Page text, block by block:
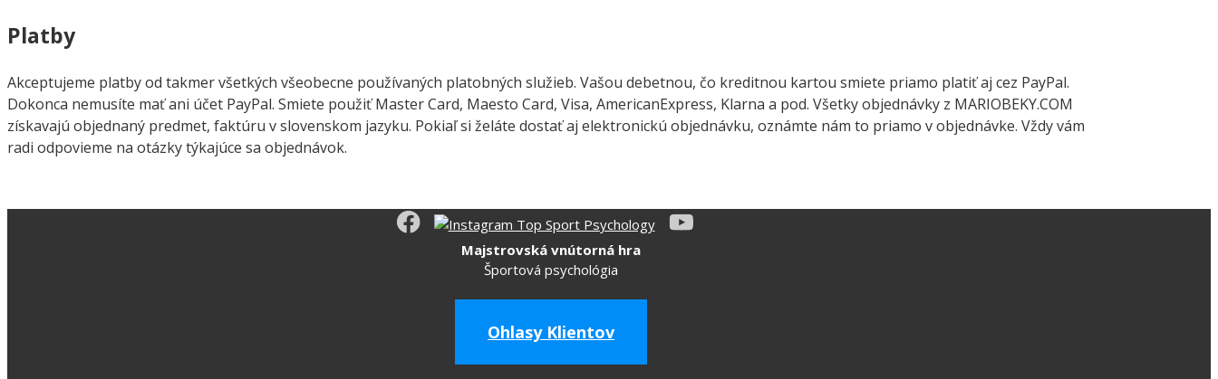
Platby
Akceptujeme platby od takmer všetkých všeobecne používaných platobných služieb. Vašou debetnou, čo kreditnou kartou smiete priamo platiť aj cez PayPal.
Dokonca nemusíte mať ani účet PayPal. Smiete použiť Master Card, Maesto Card, Visa, AmericanExpress, Klarna a pod. Všetky objednávky z MARIOBEKY.COM
získavajú objednaný predmet, faktúru v slovenskom jazyku. Pokiaľ si želáte dostať aj elektronickú objednávku, oznámte nám to priamo v objednávke. Vždy vám
radi odpovieme na otázky týkajúce sa objednávok.
Majstrovská vnútorná hra
Športová psychológia
Ohlasy Klientov